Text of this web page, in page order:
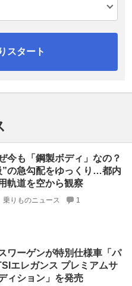
スタート
今も「鋼製ボディ」なの？
”の急勾配をゆっくり…都内
軌道を空から観察
乗りものニュース 1
ワーゲンが特別仕様車「パ
エレガンス プレミアムサ
ィション」を発売